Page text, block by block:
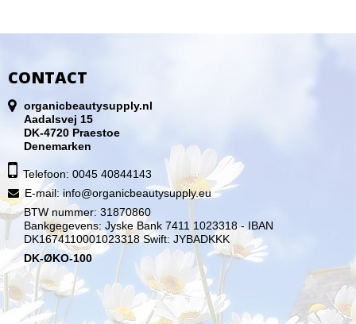
CONTACT
organicbeautysupply.nl
Aadalsvej 15
DK-4720 Praestoe
Denemarken
Telefoon: 0045 40844143
E-mail: info@organicbeautysupply.eu
BTW nummer: 31870860
Bankgegevens: Jyske Bank 7411 1023318 - IBAN
DK1674110001023318 Swift: JYBADKKK
DK-ØKO-100